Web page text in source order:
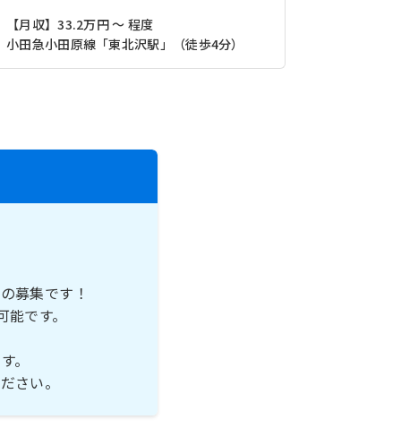
【月収】33.2万円 ～ 程度
小田急小田原線「東北沢駅」（徒歩4分）
募集です！
です。
。
さい。